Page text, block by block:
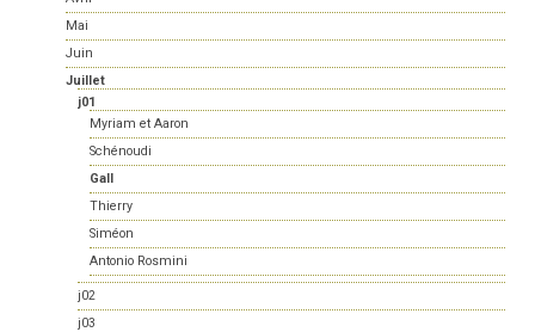
Mai
Juin
Juillet
j01
Myriam et Aaron
Schénoudi
Gall
Thierry
Siméon
Antonio Rosmini
j02
j03